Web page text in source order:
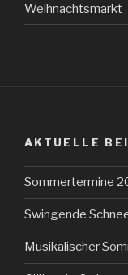
Weihnachtsmarkt
AKTUELLE
Sommertermine
Swingende
Musikalischer